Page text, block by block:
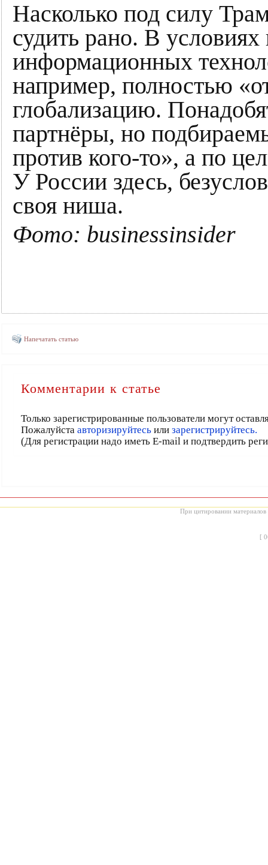
Насколько под силу
судить рано. В условиях
информационных
например, полностью
глобализацию.
партнёры, но
против кого-то», а по
У России здесь,
своя ниша.
Фото: businessinsider
Напечатать статью
Комментарии к статье
Только зарегистрированные пользователи могут
Пожалуйста авторизируйтесьили зарегистрируйтесь.
(Для регистрации надо иметь E-mail и подтвердить
При цитировании материалов
[